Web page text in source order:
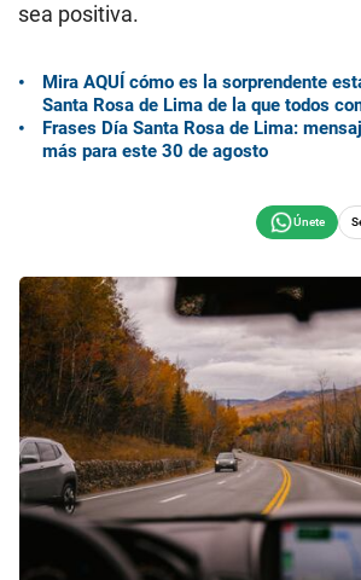
sea positiva.
Mira AQUÍ cómo es la sorprendente
Santa Rosa de Lima de la que todos
Frases Día Santa Rosa de Lima:
más para este 30 de agosto